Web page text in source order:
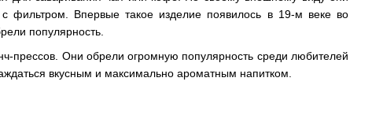
фильтром. Впервые такое изделие появилось в 19-м веке во
популярность.
прессов. Они обрели огромную популярность среди любителей
вкусным и максимально ароматным напитком.